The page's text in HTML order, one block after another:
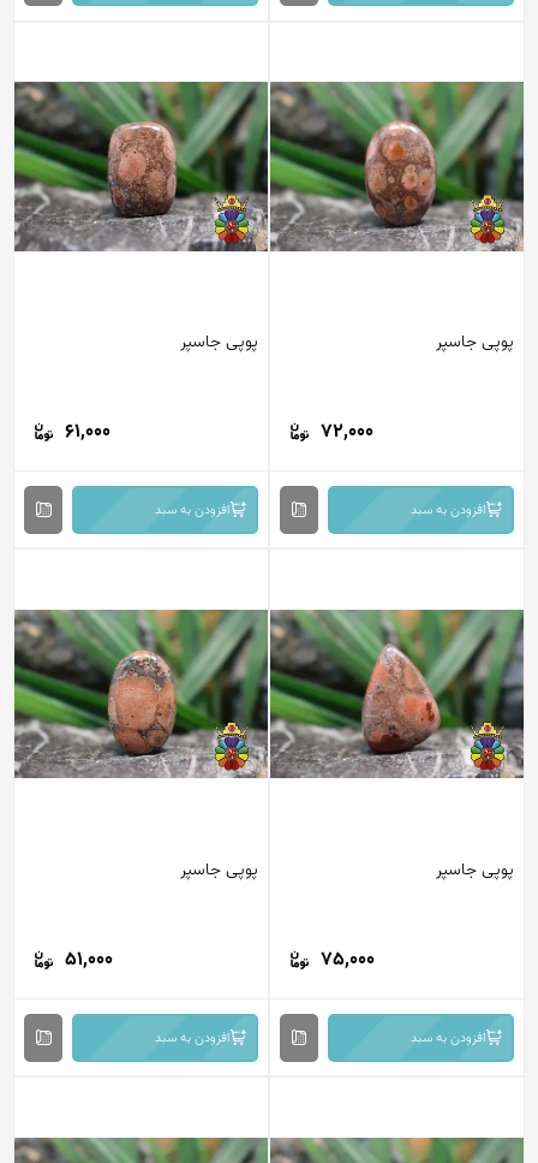
پوپی جاسپر
72,000
افزودن به سبد
پوپی جاسپر
61,000
افزودن به سبد
پوپی جاسپر
75,000
افزودن به سبد
پوپی جاسپر
51,000
افزودن به سبد